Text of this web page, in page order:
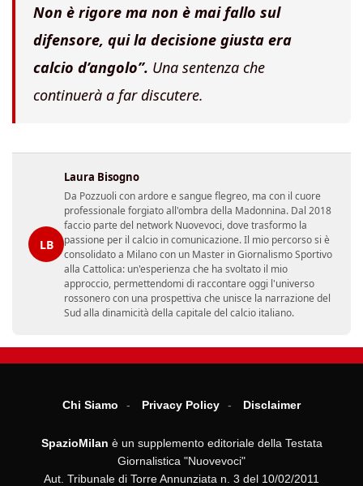
Non è rigore ma non è mai fallo sul
difensore, qui la decisione giusta era
calcio d’angolo”. Una sentenza che
continuerà a far discutere.
LB
Laura Bisogno
Da Pozzuoli con ardore e sangue flegreo, ma con il cuore
professionale forgiato all'ombra della Madonnina. Dal 2018
faccio parte del network Nuovevoci, dove trasformo la
passione per il calcio in comunicazione. Il mio percorso si è
consolidato a Milano con un Master in Giornalismo Sportivo
alla Cattolica: un'esperienza che ha svoltato il mio
approccio, permettendomi di raccontare oggi l'universo
rossonero con una prospettiva che unisce la narrazione del
Sud alla dinamicità della capitale del calcio italiano.
Chi Siamo Privacy Policy Disclaimer
SpazioMilan è un supplemento editoriale della Testata
Giornalistica "Nuovevoci"
Aut. Tribunale di Torre Annunziata n. 3 del 10/02/2011